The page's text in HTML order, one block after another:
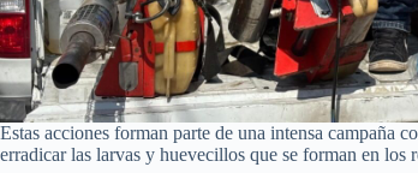
Estas acciones forman parte de una intensa campaña
erradicar las larvas y huevecillos que se forman en los